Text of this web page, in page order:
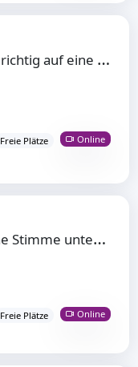
S
chlaglicht: Wie bereite ich mich richtig auf eine erfolgreiche Verhandlung vor?
Freie Plätze Online
S
chlaglicht: Wie behalte ich meine Stimme unter Kontrolle?
Freie Plätze Online